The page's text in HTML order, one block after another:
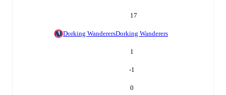
17
Dorking WanderersDorking Wanderers
1
-1
0